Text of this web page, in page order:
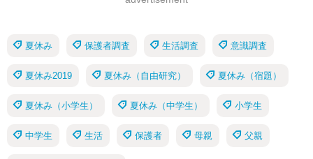
夏休み 保護者調査 生活調査 意識調査
夏休み2019 夏休み（自由研究） 夏休み（宿題）
夏休み（小学生） 夏休み（中学生） 小学生
中学生 生活 保護者 母親 父親